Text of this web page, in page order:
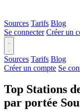
Sources Tarifs Blog
Se connecter Créer un
Sources Tarifs Blog
Créer un compte Se
Top Stations
par portée